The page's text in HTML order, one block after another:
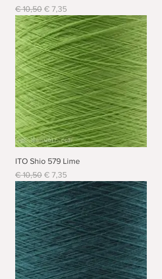
Standardpreis
€ 10,50 Sale-Preis
€ 7,35
ITO Shio 579 Lime
Standardpreis
€ 10,50 Sale-Preis
€ 7,35